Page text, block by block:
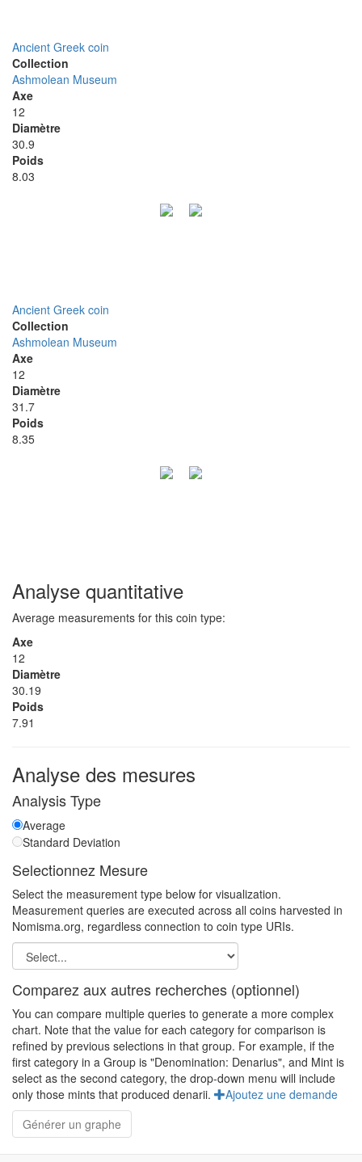
Ancient Greek coin
Collection
Ashmolean Museum
Axe
12
Diamètre
30.9
Poids
8.03
Ancient Greek coin
Collection
Ashmolean Museum
Axe
12
Diamètre
31.7
Poids
8.35
Analyse quantitative
Average measurements for this coin type:
Axe
12
Diamètre
30.19
Poids
7.91
Analyse des mesures
Analysis Type
Average
Standard Deviation
Selectionnez Mesure
Select the measurement type below for visualization.
Measurement queries are executed across all coins harvested in
Nomisma.org, regardless connection to coin type URIs.
Comparez aux autres recherches (optionnel)
You can compare multiple queries to generate a more complex
chart. Note that the value for each category for comparison is
refined by previous selections in that group. For example, if the
first category in a Group is "Denomination: Denarius", and Mint is
select as the second category, the drop-down menu will include
only those mints that produced denarii.
Ajoutez une demande